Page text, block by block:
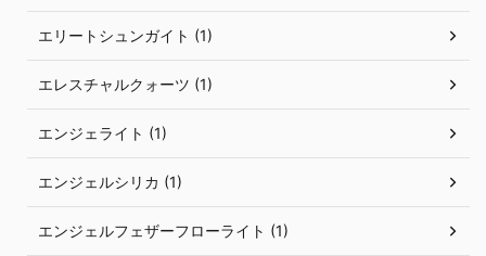
エリートシュンガイト (1)
エレスチャルクォーツ (1)
エンジェライト (1)
エンジェルシリカ (1)
エンジェルフェザーフローライト (1)